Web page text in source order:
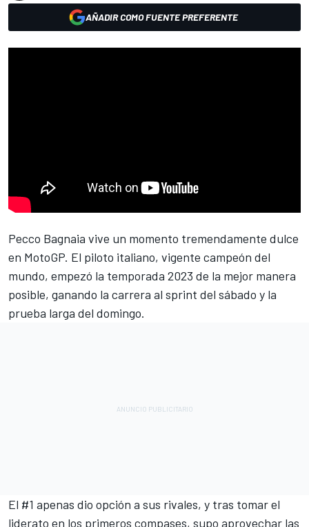
AÑADIR COMO FUENTE PREFERENTE
Pecco Bagnaia vive un momento tremendamente dulce
en MotoGP. El piloto italiano, vigente campeón del
mundo, empezó la temporada 2023 de la mejor manera
posible, ganando la carrera al sprint del sábado y la
prueba larga del domingo.
El #1 apenas dio opción a sus rivales, y tras tomar el
liderato en los primeros compases, supo aprovechar las